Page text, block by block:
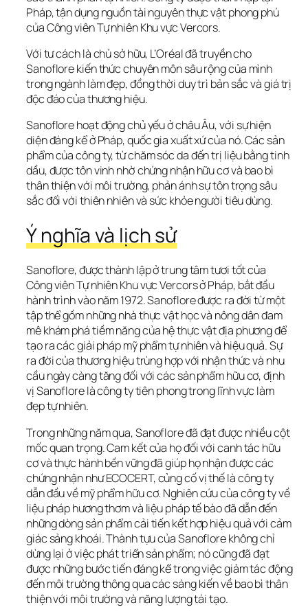
Pháp, tận dụng nguồn tài nguyên thực vật phong phú
của Công viên Tự nhiên Khu vực Vercors.
Với tư cách là chủ sở hữu, L’Oréal đã truyền cho
Sanoflore kiến thức chuyên môn sâu rộng của mình
trong ngành làm đẹp, đồng thời duy trì bản sắc và giá trị
độc đáo của thương hiệu.
Sanoflore hoạt động chủ yếu ở châu Âu, với sự hiện
diện đáng kể ở Pháp, quốc gia xuất xứ của nó. Các sản
phẩm của công ty, từ chăm sóc da đến trị liệu bằng tinh
dầu, được tôn vinh nhờ chứng nhận hữu cơ và bao bì
thân thiện với môi trường, phản ánh sự tôn trọng sâu
sắc đối với thiên nhiên và sức khỏe người tiêu dùng.
Ý nghĩa và lịch sử
Sanoflore, được thành lập ở trung tâm tươi tốt của
Công viên Tự nhiên Khu vực Vercors ở Pháp, bắt đầu
hành trình vào năm 1972. Sanoflore được ra đời từ một
tập thể gồm những nhà thực vật học và nông dân đam
mê khám phá tiềm năng của hệ thực vật địa phương để
tạo ra các giải pháp mỹ phẩm tự nhiên và hiệu quả. Sự
ra đời của thương hiệu trùng hợp với nhận thức và nhu
cầu ngày càng tăng đối với các sản phẩm hữu cơ, định
vị Sanoflore là công ty tiên phong trong lĩnh vực làm
đẹp tự nhiên.
Trong những năm qua, Sanoflore đã đạt được nhiều cột
mốc quan trọng. Cam kết của họ đối với canh tác hữu
cơ và thực hành bền vững đã giúp họ nhận được các
chứng nhận như ECOCERT, củng cố vị thế là công ty
dẫn đầu về mỹ phẩm hữu cơ. Nghiên cứu của công ty về
liệu pháp hương thơm và liệu pháp tế bào đã dẫn đến
những dòng sản phẩm cải tiến kết hợp hiệu quả với cảm
giác sảng khoái. Thành tựu của Sanoflore không chỉ
dừng lại ở việc phát triển sản phẩm; nó cũng đã đạt
được những bước tiến đáng kể trong việc giảm tác động
đến môi trường thông qua các sáng kiến về bao bì thân
thiện với môi trường và năng lượng tái tạo.